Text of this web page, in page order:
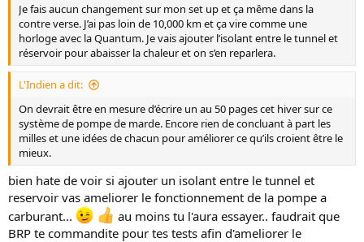
Je fais aucun changement sur mon set up et ça même dans la
contre verse. J’ai pas loin de 10,000 km et ça vire comme une
horloge avec la Quantum. Je vais ajouter l’isolant entre le tunnel et
réservoir pour abaisser la chaleur et on s’en reparlera.
L'Indien a dit:
On devrait être en mesure d’écrire un au 50 pages cet hiver sur ce
système de pompe de marde. Encore rien de concluant à part les
milles et une idées de chacun pour améliorer ce qu’ils croient être le
mieux.
bien hate de voir si ajouter un isolant entre le tunnel et
reservoir vas ameliorer le fonctionnement de la pompe a
carburant...
au moins tu l'aura essayer.. faudrait que
BRP te commandite pour tes tests afin d'ameliorer le